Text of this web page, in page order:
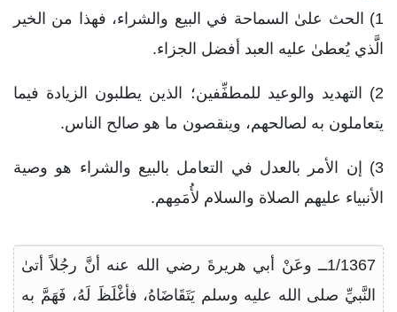
1) الحث علىٰ السماحة في البيع والشراء، فهذا من الخير
الَّذي يُعطىٰ عليه العبد أفضل الجزاء.
2) التهديد والوعيد للمطفِّفين؛ الذين يطلبون الزيادة فيما
يتعاملون به لصالحهم، وينقصون ما هو صالح الناس.
3) إن الأمر بالعدل في التعامل بالبيع والشراء هو وصية
الأنبياء عليهم الصلاة والسلام لأُمَمِهم.
1/1367ــ وعَنْ أبي هريرةَ رضي الله عنه أنَّ رجُلاً أتىٰ
النَّبيِّ صلى الله عليه وسلم يَتَقَاضَاهُ، فأغْلَظَ لَهُ، فَهَمَّ به